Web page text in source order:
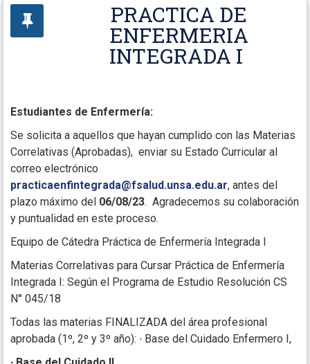
PRACTICA DE
ENFERMERIA
INTEGRADA I
Estudiantes de Enfermería:
Se solicita a aquellos que hayan cumplido con las Materias
Correlativas (Aprobadas), enviar su Estado Curricular al
correo electrónico
practicaenfintegrada@fsalud.unsa.edu.ar, antes del
plazo máximo del 06/08/23. Agradecemos su colaboración
y puntualidad en este proceso.
Equipo de Cátedra Práctica de Enfermería Integrada I
Materias Correlativas para Cursar Práctica de Enfermería
Integrada I: Según el Programa de Estudio Resolución CS
N° 045/18
Todas las materias FINALIZADA del área profesional
aprobada (1º, 2º y 3º año): ∙ Base del Cuidado Enfermero I,